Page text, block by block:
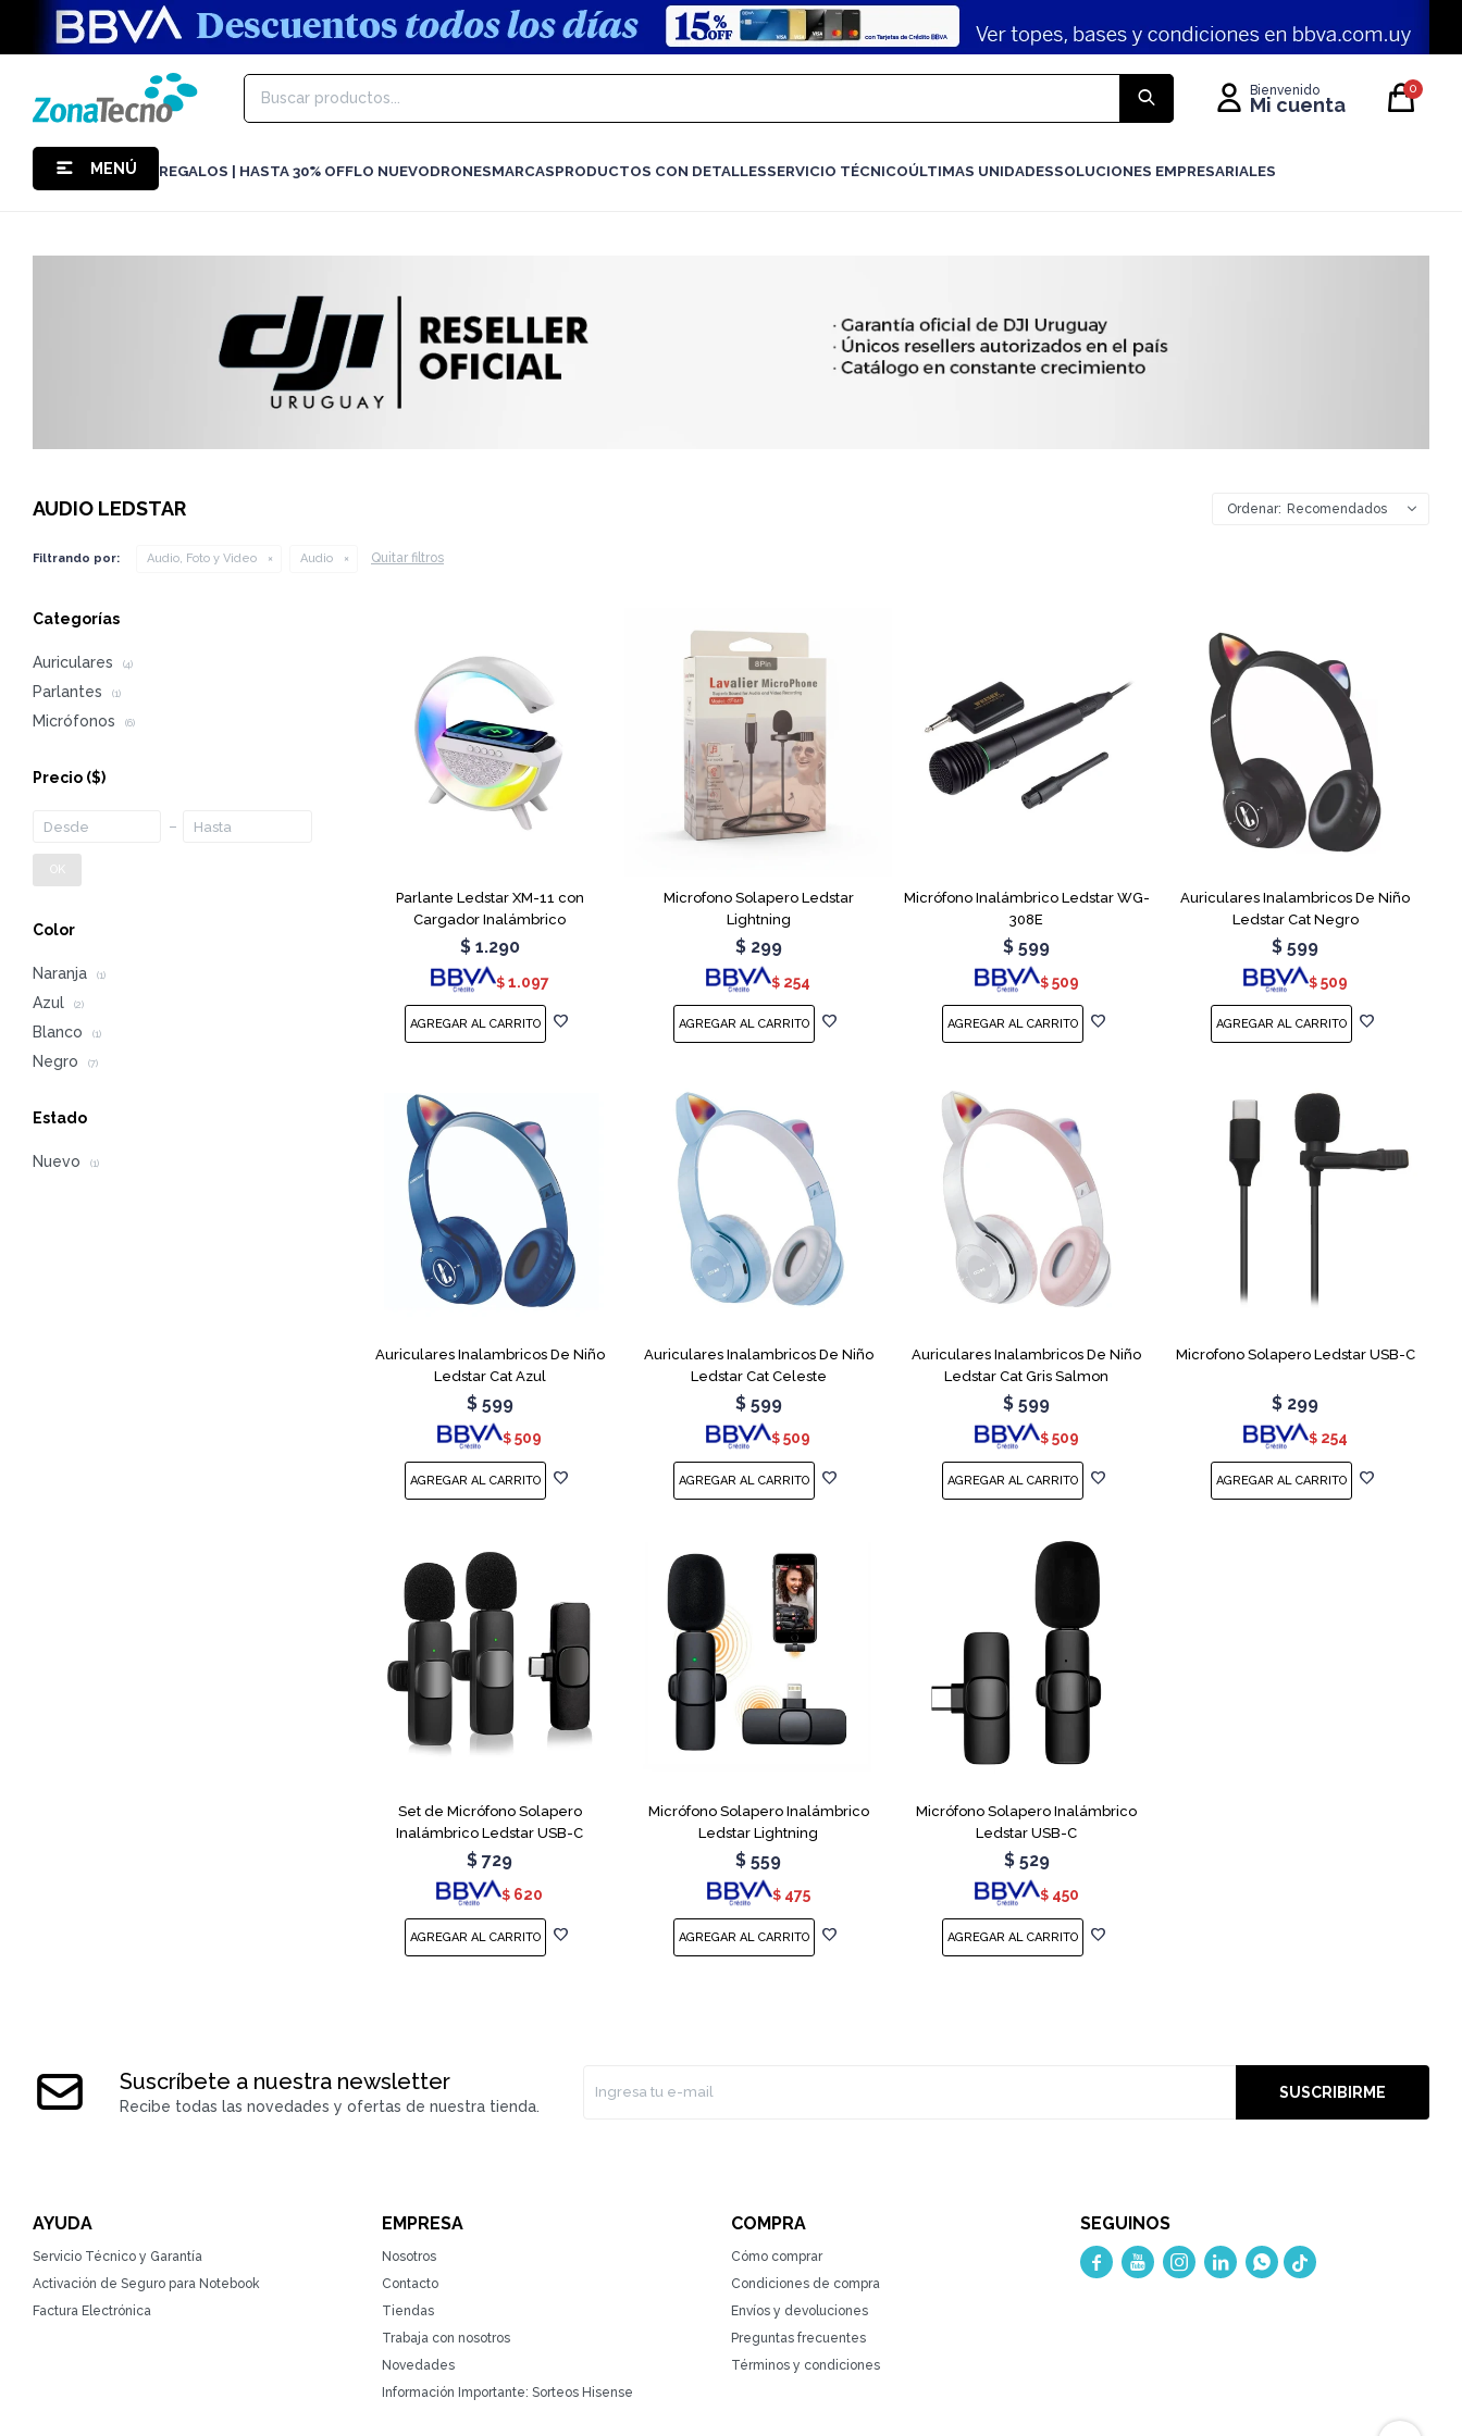
MENÚ REGALOS | HASTA 30% OFFLO NUEVODRONESMARCASPRODUCTOS CON DETALLESSERVICIO TÉCNICOÚLTIMAS UNIDADESSOLUCIONES EMPRESARIALES
0
AUDIO LEDSTAR Recomendados
Filtrando por: Audio, Foto y Video Audio Quitar filtros
Parlante Ledstar XM-11 con
Cargador Inalámbrico
$ 1.290
$ 1.097
Microfono Solapero Ledstar
Lightning
$ 299
$ 254
Micrófono Inalámbrico Ledstar WG-
308E
$ 599
$ 509
Auriculares Inalambricos De Niño
Ledstar Cat Negro
$ 599
$ 509
Auriculares Inalambricos De Niño
Ledstar Cat Azul
$ 599
$ 509
Auriculares Inalambricos De Niño
Ledstar Cat Celeste
$ 599
$ 509
Auriculares Inalambricos De Niño
Ledstar Cat Gris Salmon
$ 599
$ 509
Microfono Solapero Ledstar USB-C
$ 299
$ 254
Set de Micrófono Solapero
Inalámbrico Ledstar USB-C
$ 729
$ 620
Micrófono Solapero Inalámbrico
Ledstar Lightning
$ 559
$ 475
Micrófono Solapero Inalámbrico
Ledstar USB-C
$ 529
$ 450
Categorías
Auriculares (4)
Parlantes (1)
Micrófonos (6)
Precio ($)
OK
Color
Naranja (1)
Azul (2)
Blanco (1)
Negro (7)
Estado
Nuevo (1)
Suscríbete a nuestra newsletter
Recibe todas las novedades y ofertas de nuestra tienda.
SUSCRIBIRME
AYUDA
Servicio Técnico y Garantía
Activación de Seguro para Notebook
Factura Electrónica
EMPRESA
Nosotros
Contacto
Tiendas
Trabaja con nosotros
Novedades
Información Importante: Sorteos Hisense
COMPRA
Cómo comprar
Condiciones de compra
Envíos y devoluciones
Preguntas frecuentes
Términos y condiciones
SEGUINOS
    